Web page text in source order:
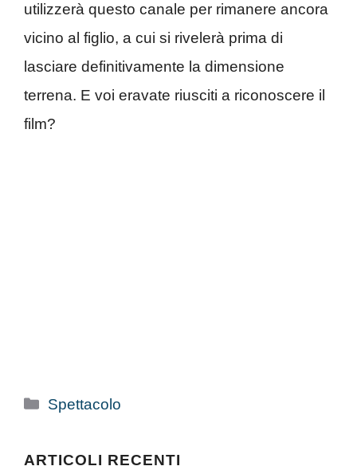
utilizzerà questo canale per rimanere ancora
vicino al figlio, a cui si rivelerà prima di
lasciare definitivamente la dimensione
terrena. E voi eravate riusciti a riconoscere il
film?
Categorie
Spettacolo
ARTICOLI RECENTI